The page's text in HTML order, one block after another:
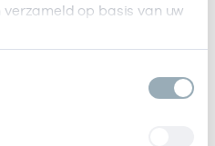
op basis van uw